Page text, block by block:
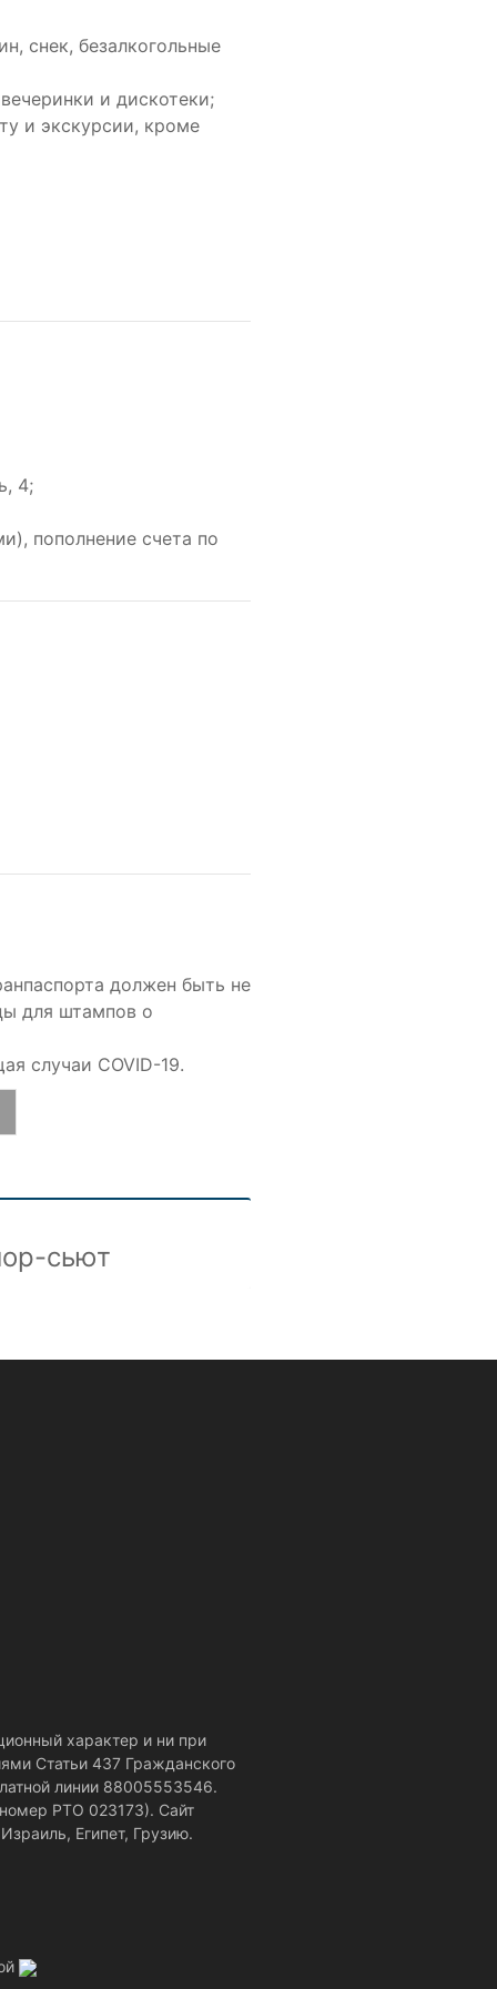
снек, безалкогольные
и дискотеки;
и экскурсии, кроме
4;
пополнение счета по
должен быть не
для штампов о
случаи COVID-19.
сьют
характер и ни при
Статьи 437 Гражданского
линии 88005553546.
РТО 023173). Сайт
Египет, Грузию.